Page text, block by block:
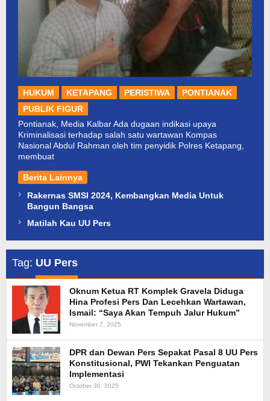
HUKUM KETAPANG PERISTIWA
PONTIANAK
PUBLIK FIGUR
Pontianak, Media Kalbar Ada dugaan indikasi upaya
Kriminalisasi terhadap salah satu wartawan Kompas
Nasional Abdul Rahman oleh tim penyidik Polres Ketapang,
membuat
Berita Lainnya
Rakernas SMSI 2024, Kembangkan Media Untuk
Bangun Bangsa
Matilah Kau UU Pers
Tag: UU Pers
Oknum Ketua RT Komplek Gravela Diduga
‎Hina Profesi Pers Dan Lecehkan Wartawan,
Ismail: “Saya Akan Tempuh Jalur Hukum”
November 7, 2025
DPR dan Dewan Pers Sepakat Pasal 8 UU Pers
Konstitusional, PWI Tekankan Penguatan
Implementasi
October 30, 2025